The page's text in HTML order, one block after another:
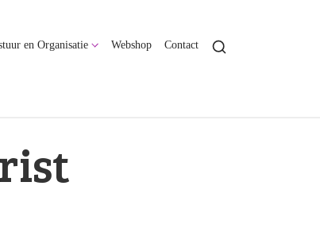
en Organisatie Webshop Contact